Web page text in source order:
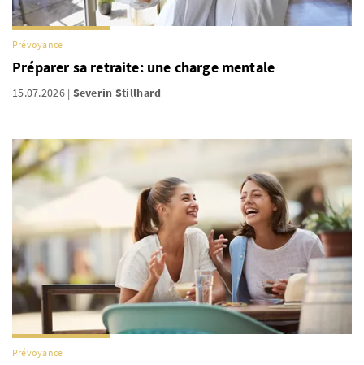
Prévoyance
Préparer sa retraite: une charge mentale
15.07.2026 Severin Stillhard
Prévoyance